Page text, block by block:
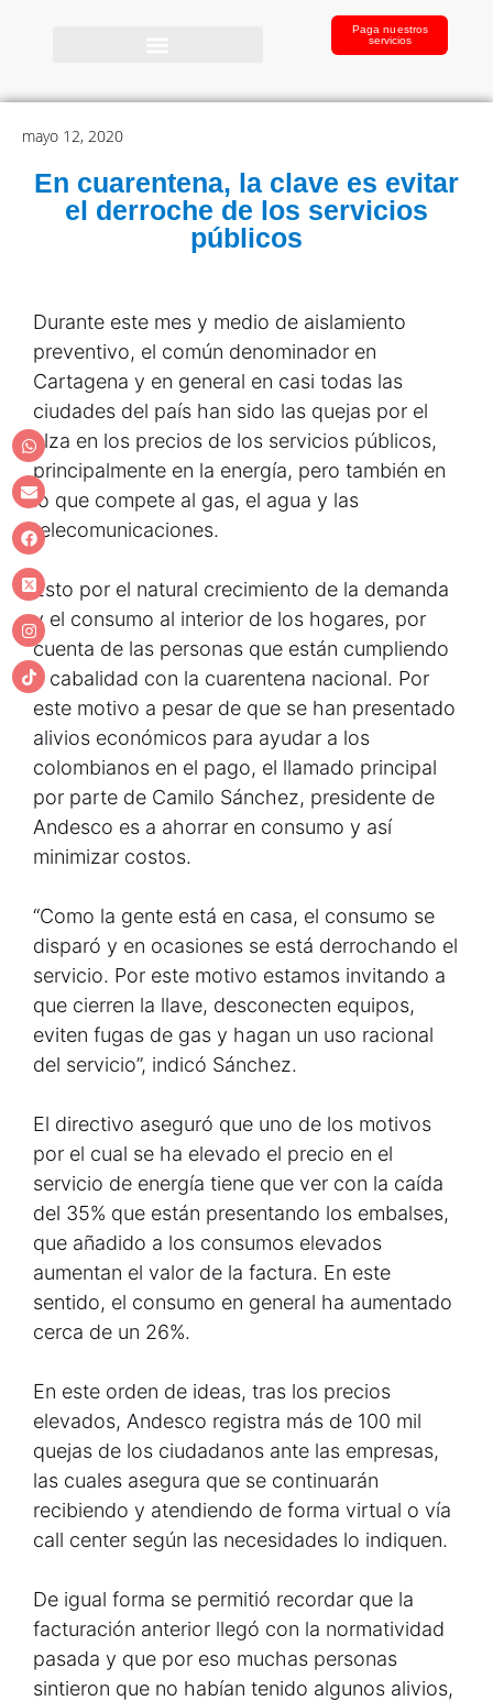
Paga nuestros
servicios
mayo 12, 2020
En cuarentena, la clave es evitar
el derroche de los servicios
públicos
Durante este mes y medio de aislamiento
preventivo, el común denominador en
Cartagena y en general en casi todas las
ciudades del país han sido las quejas por el
alza en los precios de los servicios públicos,
principalmente en la energía, pero también en
lo que compete al gas, el agua y las
telecomunicaciones.
Esto por el natural crecimiento de la demanda
y el consumo al interior de los hogares, por
cuenta de las personas que están cumpliendo
a cabalidad con la cuarentena nacional. Por
este motivo a pesar de que se han presentado
alivios económicos para ayudar a los
colombianos en el pago, el llamado principal
por parte de Camilo Sánchez, presidente de
Andesco es a ahorrar en consumo y así
minimizar costos.
“Como la gente está en casa, el consumo se
disparó y en ocasiones se está derrochando el
servicio. Por este motivo estamos invitando a
que cierren la llave, desconecten equipos,
eviten fugas de gas y hagan un uso racional
del servicio”, indicó Sánchez.
El directivo aseguró que uno de los motivos
por el cual se ha elevado el precio en el
servicio de energía tiene que ver con la caída
del 35% que están presentando los embalses,
que añadido a los consumos elevados
aumentan el valor de la factura. En este
sentido, el consumo en general ha aumentado
cerca de un 26%.
En este orden de ideas, tras los precios
elevados, Andesco registra más de 100 mil
quejas de los ciudadanos ante las empresas,
las cuales asegura que se continuarán
recibiendo y atendiendo de forma virtual o vía
call center según las necesidades lo indiquen.
De igual forma se permitió recordar que la
facturación anterior llegó con la normatividad
pasada y que por eso muchas personas
sintieron que no habían tenido algunos alivios,